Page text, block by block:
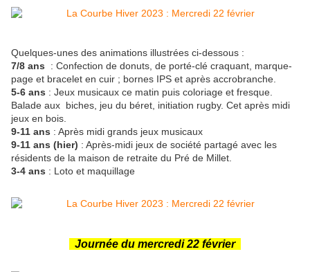
Quelques-unes des animations illustrées ci-dessous :
7/8 ans : Confection de donuts, de porté-clé craquant, marque-
page et bracelet en cuir ; bornes IPS et après accrobranche.
5-6 ans : Jeux musicaux ce matin puis coloriage et fresque.
Balade aux biches, jeu du béret, initiation rugby. Cet après midi
jeux en bois.
9-11 ans : Après midi grands jeux musicaux
9-11 ans (hier) : Après-midi jeux de société partagé avec les
résidents de la maison de retraite du Pré de Millet.
3-4 ans : Loto et maquillage
Journée du mercredi 22 février